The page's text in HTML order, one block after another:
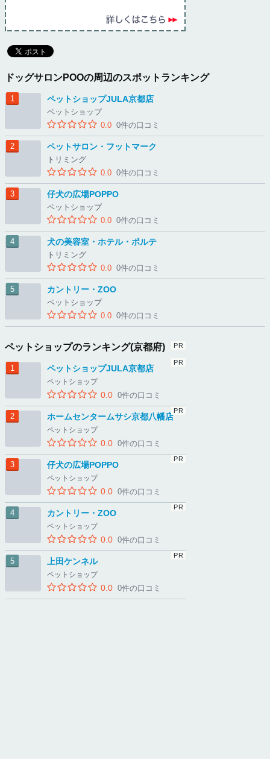
ドッグサロンPOOの周辺のスポットランキング
ペットショップJULA京都店
ペットショップ
0.0 0件の口コミ
ペットサロン・フットマーク
トリミング
0.0 0件の口コミ
仔犬の広場POPPO
ペットショップ
0.0 0件の口コミ
犬の美容室・ホテル・ポルテ
トリミング
0.0 0件の口コミ
カントリー・ZOO
ペットショップ
0.0 0件の口コミ
ペットショップのランキング(京都府)
ペットショップJULA京都店
ペットショップ
0.0 0件の口コミ
ホームセンタームサシ京都八幡店
ペットショップ
0.0 0件の口コミ
仔犬の広場POPPO
ペットショップ
0.0 0件の口コミ
カントリー・ZOO
ペットショップ
0.0 0件の口コミ
上田ケンネル
ペットショップ
0.0 0件の口コミ